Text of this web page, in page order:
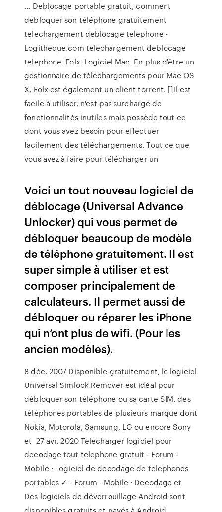
... Deblocage portable gratuit, comment
debloquer son téléphone gratuitement
telechargement deblocage telephone -
Logitheque.com telechargement deblocage
telephone. Folx. Logiciel Mac. En plus d'être un
gestionnaire de téléchargements pour Mac OS
X, Folx est également un client torrent. []Il est
facile à utiliser, n'est pas surchargé de
fonctionnalités inutiles mais possède tout ce
dont vous avez besoin pour effectuer
facilement des téléchargements. Tout ce que
vous avez à faire pour télécharger un
Voici un tout nouveau logiciel de
déblocage (Universal Advance
Unlocker) qui vous permet de
débloquer beaucoup de modèle
de téléphone gratuitement. Il est
super simple à utiliser et est
composer principalement de
calculateurs. Il permet aussi de
débloquer ou réparer les iPhone
qui n’ont plus de wifi. (Pour les
ancien modèles).
8 déc. 2007 Disponible gratuitement, le logiciel
Universal Simlock Remover est idéal pour
débloquer son téléphone ou sa carte SIM. des
téléphones portables de plusieurs marque dont
Nokia, Motorola, Samsung, LG ou encore Sony
et 27 avr. 2020 Telecharger logiciel pour
decodage tout telephone gratuit - Forum -
Mobile · Logiciel de decodage de telephones
portables ✓ - Forum - Mobile · Decodage et
Des logiciels de déverrouillage Android sont
disponibles gratuits et payés à Android